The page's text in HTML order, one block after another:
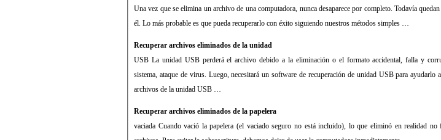
Una vez que se elimina un archivo de una computadora, nunca desaparece por completo. Todavía
él. Lo más probable es que pueda recuperarlo con éxito siguiendo nuestros métodos simples …
Recuperar archivos eliminados de la unidad
USB La unidad USB perderá el archivo debido a la eliminación o el formato accidental, falla y
sistema, ataque de virus. Luego, necesitará un software de recuperación de unidad USB para ayudarlo
archivos de la unidad USB …
Recuperar archivos eliminados de la papelera
vaciada Cuando vació la papelera (el vaciado seguro no está incluido), lo que eliminó en realidad no